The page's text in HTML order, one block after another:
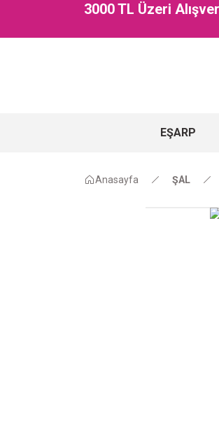
3000 TL Üzeri
EŞARP
Anasayfa ŞAL